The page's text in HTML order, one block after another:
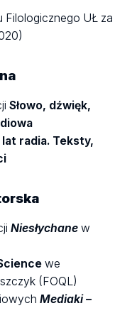
Filologicznego UŁ za
Słowo, dźwięk,
lat radia. Teksty,
Niesłychane w
we
(FOQL)
Mediaki –